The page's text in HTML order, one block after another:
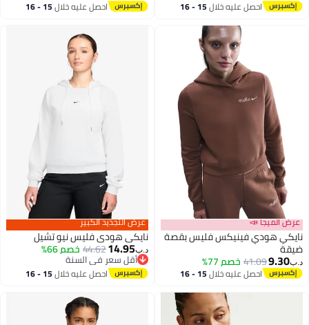
احصل عليه خلال 15 - 16 احصل عليه خلال 15 - 16
عرض الميجا 📣
نايكي هودي فينيكس فليس بقصة
ضيقة
د.ب‏9.30
41.09خصم 77%
احصل عليه خلال 15 - 16
عرض التجديد الكبير
نايكي هودي فليس نيو تشيل
د.ب‏14.95
44.62خصم 66%
أقل سعر في السنة
أقل سعر في السنة
احصل عليه خلال 15 - 16